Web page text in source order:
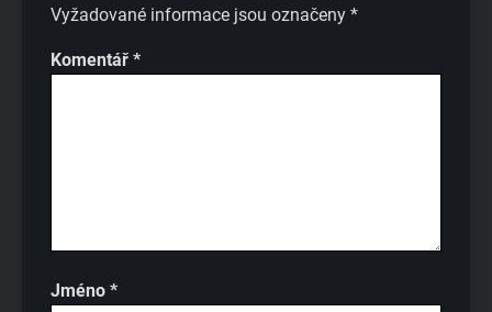
Vyžadované informace jsou označeny *
Komentář *
Jméno *